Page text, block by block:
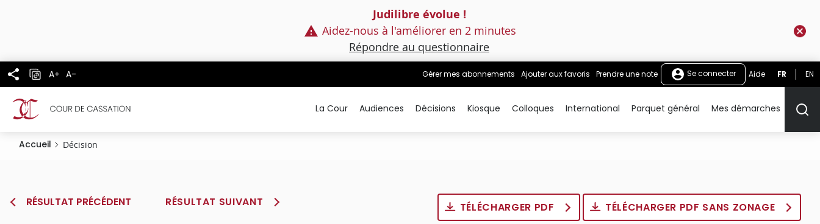
Judilibre évolue !
Aidez-nous à l'améliorer en 2 minutes
Répondre au questionnaire
A+ A- Gérer mes abonnements Ajouter aux favoris Prendre une note Se connecter Aide FR EN
La Cour Audiences Décisions Kiosque Colloques International Parquet général Mes démarches
Accueil Décision
TÉLÉCHARGER PDF TÉLÉCHARGER PDF SANS ZONAGE
RÉSULTAT PRÉCÉDENT RÉSULTAT SUIVANT